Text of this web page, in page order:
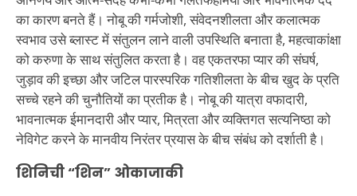
का कारण बनते हैं। नोबू की गर्मजोशी, संवेदनशीलता और कलात्मक
स्वभाव उसे ब्लास्ट में संतुलन लाने वाली उपस्थिति बनाता है, महत्वाकांक्षा
को करुणा के साथ संतुलित करता है। वह एकतरफा प्यार की संघर्ष,
जुड़ाव की इच्छा और जटिल पारस्परिक गतिशीलता के बीच खुद के प्रति
सच्चे रहने की चुनौतियों का प्रतीक है। नोबू की यात्रा वफादारी,
भावनात्मक ईमानदारी और प्यार, मित्रता और व्यक्तिगत सत्यनिष्ठा को
नेविगेट करने के मानवीय निरंतर प्रयास के बीच संबंध को दर्शाती है।
शिनिची “शिन” ओकाजाकी